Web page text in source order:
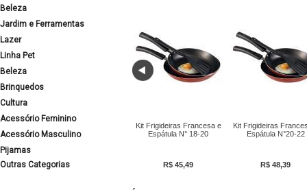
Beleza
Jardim e Ferramentas
Lazer
Linha Pet
Beleza
Brinquedos
Cultura
Acessório Feminino
Acessório Masculino
Pijamas
Outras Categorias
Kit Frigideiras Francesa e
Espátula N° 18-20
R$ 45,49
Kit Frigideiras
Espátula N°20-22
R$ 48,39